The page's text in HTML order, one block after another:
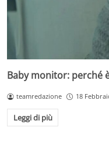
Baby monitor: perché
teamredazione 18
Leggi di più